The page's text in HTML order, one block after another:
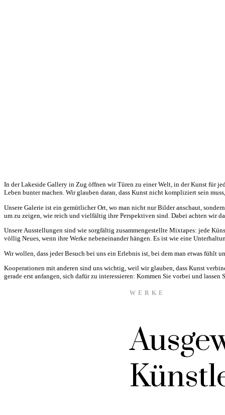
In der Lakeside Gallery in Zug öffnen wir Türen zu einer Welt, in der Kunst für
Leben bunter machen. Wir glauben daran, dass Kunst nicht kompliziert sein
Unsere Galerie ist ein gemütlicher Ort, wo man nicht nur Bilder anschaut,
um zu zeigen, wie reich und vielfältig ihre Perspektiven sind. Dabei achten wir
Unsere Ausstellungen sind wie sorgfältig zusammengestellte Mixtapes: jede
völlig Neues, wenn ihre Werke nebeneinander hängen. Es ist wie eine
Wir wollen, dass jeder Besuch bei uns ein Erlebnis ist, bei dem man etwas fühlt
Kooperationen mit anderen sind uns wichtig, weil wir glauben, dass Kunst
gerade erst anfangen, sich dafür zu interessieren: Kommen Sie vorbei und
WERKE